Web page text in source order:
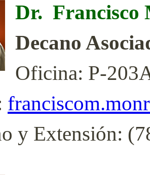
Dr. Francisco
Decano
Oficina: P-
y Extensión: